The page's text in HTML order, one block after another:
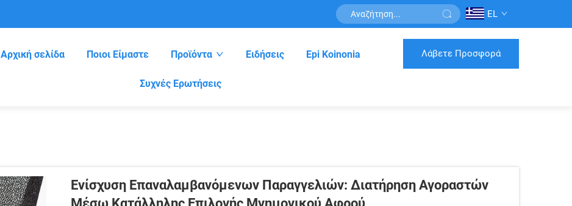
EL
Αρχική σελίδα Ποιοι Είμαστε Προϊόντα Ειδήσεις Epi Koinonia
Συχνές Ερωτήσεις
Λάβετε Προσφορά
Ενίσχυση Επαναλαμβανόμενων Παραγγελιών: Διατήρηση Αγοραστών